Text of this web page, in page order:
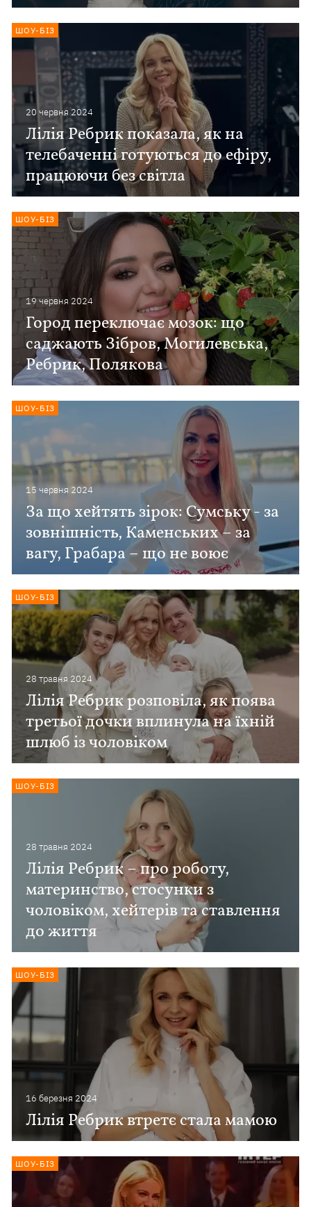
20 червня 2024
Лілія Ребрик показала, як на
телебаченні готуються до ефіру,
працюючи без світла
ШОУ-БІЗ
19 червня 2024
Город переключає мозок: що
саджають Зібров, Могилевська,
Ребрик, Полякова
ШОУ-БІЗ
15 червня 2024
За що хейтять зірок: Сумську - за
зовнішність, Каменських – за
вагу, Грабара – що не воює
ШОУ-БІЗ
28 травня 2024
Лілія Ребрик розповіла, як поява
третьої дочки вплинула на їхній
шлюб із чоловіком
ШОУ-БІЗ
28 травня 2024
Лілія Ребрик – про роботу,
материнство, стосунки з
чоловіком, хейтерів та ставлення
до життя
ШОУ-БІЗ
16 березня 2024
Лілія Ребрик втретє стала мамою
ШОУ-БІЗ
ШОУ-БІЗ